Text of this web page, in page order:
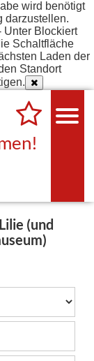
wird benötigt
darzustellen.
Unter Blockiert
Schaltfläche
Laden der
Standort
(und